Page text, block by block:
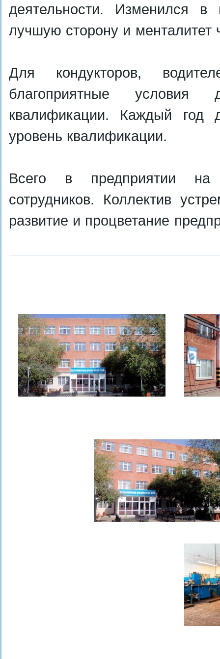
деятельности. Изменился
лучшую сторону и менталитет
Для кондукторов,
благоприятные
квалификации. Каждый
уровень квалификации.
Всего в предприятии
сотрудников. Коллектив
развитие и процветание